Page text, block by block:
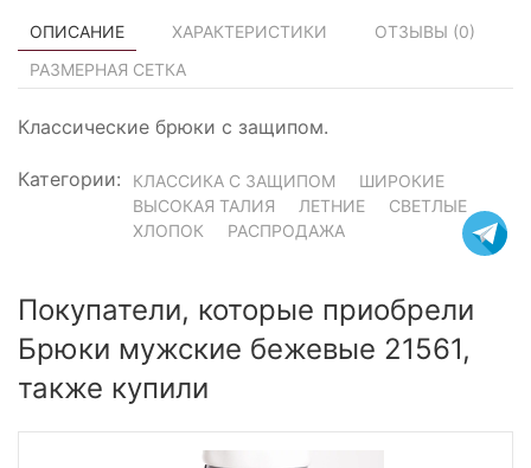
ОПИСАНИЕ ХАРАКТЕРИСТИКИ ОТЗЫВЫ (0)
РАЗМЕРНАЯ СЕТКА
Классические брюки с защипом.
Категории: КЛАССИКА С ЗАЩИПОМ
ШИРОКИЕ
ВЫСОКАЯ ТАЛИЯ
ЛЕТНИЕ
СВЕТЛЫЕ
ХЛОПОК
РАСПРОДАЖА
Покупатели, которые приобрели
Брюки мужские бежевые 21561,
также купили